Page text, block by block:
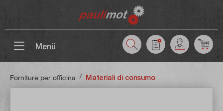
Menü
Forniture per officina / Materiali di consumo